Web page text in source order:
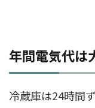
年間電気代は
冷蔵庫は24時間